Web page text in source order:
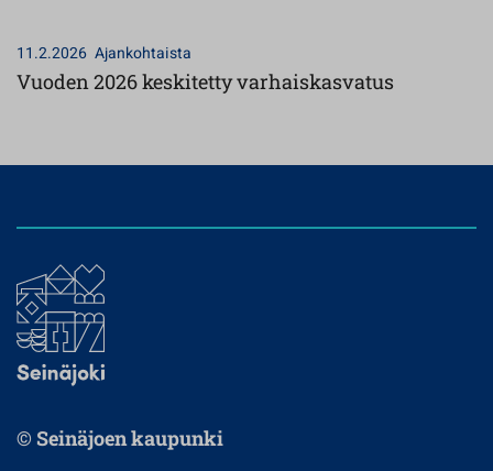
11.2.2026 Ajankohtaista
Vuoden 2026 keskitetty varhaiskasvatus
© Seinäjoen kaupunki